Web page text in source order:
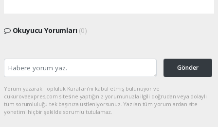
Okuyucu Yorumları (0)
Gönder
Yorum yazarak Topluluk Kuralları’nı kabul etmiş bulunuyor ve
cukurovaexpres.com sitesine yaptığınız yorumunuzla ilgili doğrudan veya dolaylı
tüm sorumluluğu tek başınıza üstleniyorsunuz. Yazılan tüm yorumlardan site
yönetimi hiçbir şekilde sorumlu tutulamaz.